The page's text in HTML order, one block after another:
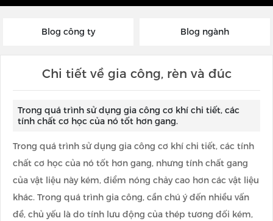
Blog công ty Blog ngành
Chi tiết về gia công, rèn và đúc
Trong quá trình sử dụng gia công cơ khí chi tiết, các
tính chất cơ học của nó tốt hơn gang.
Trong quá trình sử dụng gia công cơ khí chi tiết, các tính
chất cơ học của nó tốt hơn gang, nhưng tính chất gang
của vật liệu này kém, điểm nóng chảy cao hơn các vật liệu
khác. Trong quá trình gia công, cần chú ý đến nhiều vấn
đề, chủ yếu là do tính lưu động của thép tương đối kém,